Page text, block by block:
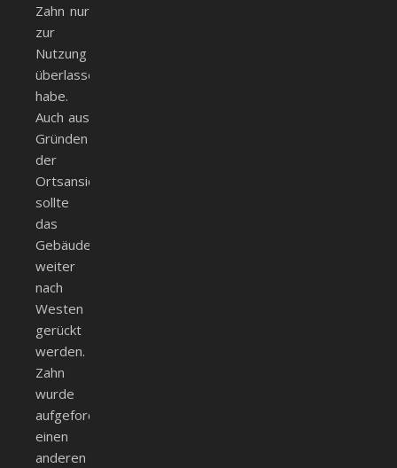
Zahn nur
zur
Nutzung
überlassen
habe.
Auch aus
Gründen
der
Ortsansicht
sollte
das
Gebäude
weiter
nach
Westen
gerückt
werden.
Zahn
wurde
aufgefordert,
einen
anderen